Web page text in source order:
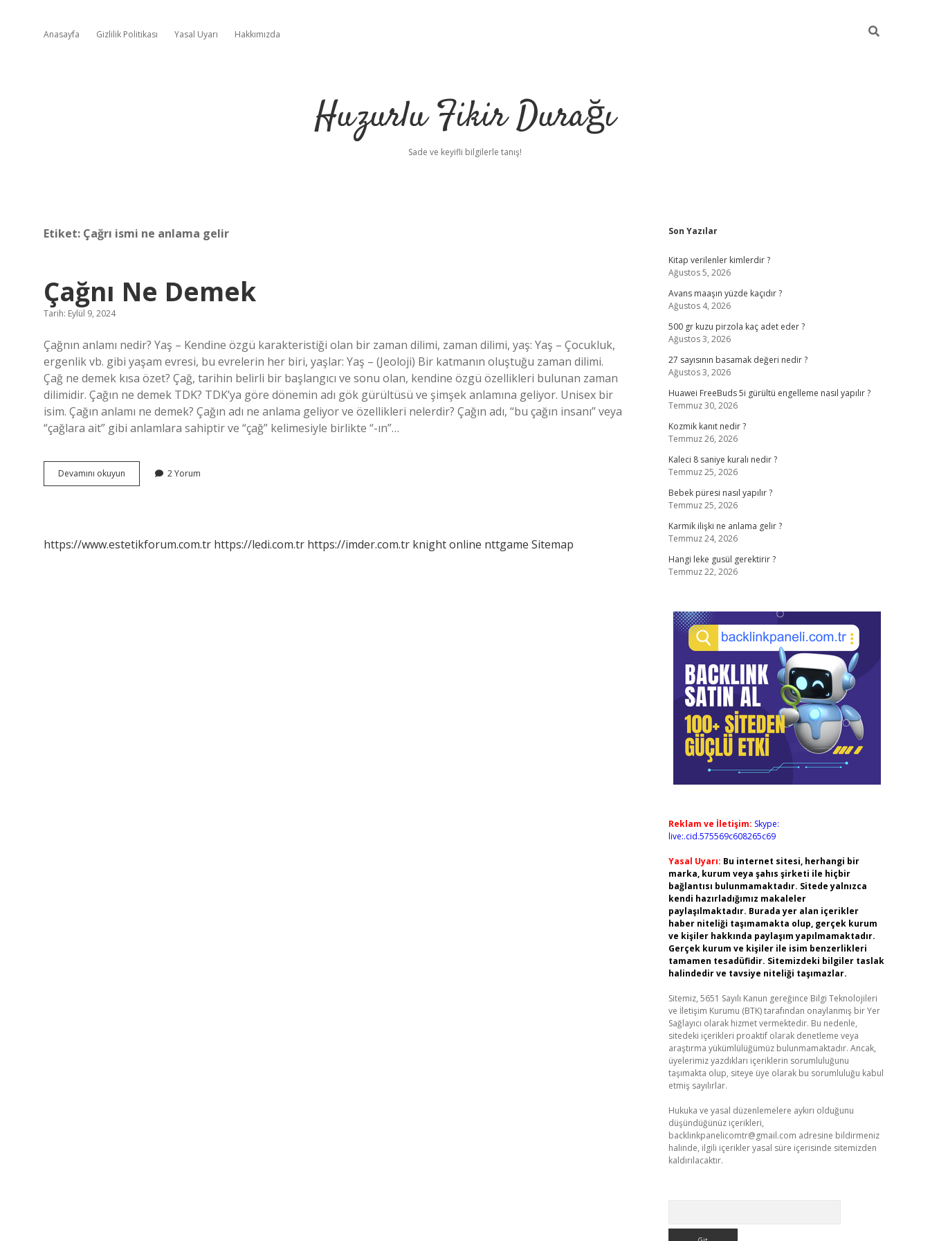
Anasayfa Gizlilik Politikası Yasal Uyarı Hakkımızda
Huzurlu Fikir Durağı
Sade ve keyifli bilgilerle tanış!
Etiket: Çağrı ismi ne anlama gelir
Çağnı Ne Demek
Tarih: Eylül 9, 2024
Çağnın anlamı nedir? Yaş – Kendine özgü karakteristiği olan bir zaman dilimi, zaman dilimi, yaş: Yaş – Çocukluk,
ergenlik vb. gibi yaşam evresi, bu evrelerin her biri, yaşlar: Yaş – (Jeoloji) Bir katmanın oluştuğu zaman dilimi.
Çağ ne demek kısa özet? Çağ, tarihin belirli bir başlangıcı ve sonu olan, kendine özgü özellikleri bulunan zaman
dilimidir. Çağın ne demek TDK? TDK’ya göre dönemin adı gök gürültüsü ve şimşek anlamına geliyor. Unisex bir
isim. Çağın anlamı ne demek? Çağın adı ne anlama geliyor ve özellikleri nelerdir? Çağın adı, “bu çağın insanı” veya
“çağlara ait” gibi anlamlara sahiptir ve “çağ” kelimesiyle birlikte “-ın”…
Devamını okuyun
Ne
2 Yorum
https://www.estetikforum.com.tr https://ledi.com.tr https://imder.com.tr knight online nttgame Sitemap
Sidebar
Son Yazılar
Kitap verilenler kimlerdir ?
Ağustos 5, 2026
Avans maaşın yüzde kaçıdır ?
Ağustos 4, 2026
500 gr kuzu pirzola kaç adet eder ?
Ağustos 3, 2026
27 sayısının basamak değeri nedir ?
Ağustos 3, 2026
Huawei FreeBuds 5i gürültü engelleme nasıl yapılır ?
Temmuz 30, 2026
Kozmik kanıt nedir ?
Temmuz 26, 2026
Kaleci 8 saniye kuralı nedir ?
Temmuz 25, 2026
Bebek püresi nasıl yapılır ?
Temmuz 25, 2026
Karmik ilişki ne anlama gelir ?
Temmuz 24, 2026
Hangi leke gusül gerektirir ?
Temmuz 22, 2026
Reklam ve İletişim: Skype:
live:.cid.575569c608265c69
Yasal Uyarı: Bu internet sitesi, herhangi bir
marka, kurum veya şahıs şirketi ile hiçbir
bağlantısı bulunmamaktadır. Sitede yalnızca
kendi hazırladığımız makaleler
paylaşılmaktadır. Burada yer alan içerikler
haber niteliği taşımamakta olup, gerçek kurum
ve kişiler hakkında paylaşım yapılmamaktadır.
Gerçek kurum ve kişiler ile isim benzerlikleri
tamamen tesadüfidir. Sitemizdeki bilgiler taslak
halindedir ve tavsiye niteliği taşımazlar.
Sitemiz, 5651 Sayılı Kanun gereğince Bilgi Teknolojileri
ve İletişim Kurumu (BTK) tarafından onaylanmış bir Yer
Sağlayıcı olarak hizmet vermektedir. Bu nedenle,
sitedeki içerikleri proaktif olarak denetleme veya
araştırma yükümlülüğümüz bulunmamaktadır. Ancak,
üyelerimiz yazdıkları içeriklerin sorumluluğunu
taşımakta olup, siteye üye olarak bu sorumluluğu kabul
etmiş sayılırlar.
Hukuka ve yasal düzenlemelere aykırı olduğunu
düşündüğünüz içerikleri,
backlinkpanelicomtr@gmail.com adresine bildirmeniz
halinde, ilgili içerikler yasal süre içerisinde sitemizden
kaldırılacaktır.
ilbet giriş